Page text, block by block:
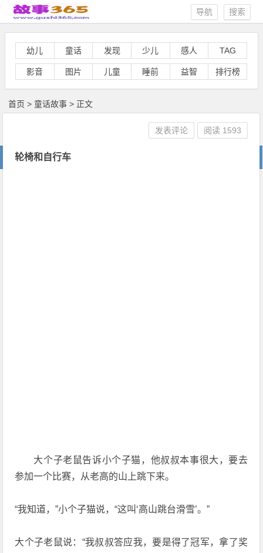
搜索
导航
幼儿 童话 发现 少儿 感人 TAG
影音 图片 儿童 睡前 益智 排行榜
首页 >童话故事 > 正文
轮椅和自行车
大个子老鼠告诉小个子猫，他叔叔本事很大，要去
参加一个比赛，从老高的山上跳下来。
“我知道，”小个子猫说，“这叫‘高山跳台滑雪’。”
大个子老鼠说：“我叔叔答应我，要是得了冠军，拿了奖
发表评论 阅读 1593